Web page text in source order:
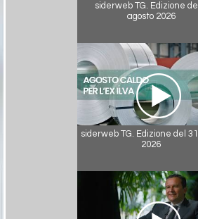
siderweb TG. Edizione
agosto 2026
siderweb TG. Edizione del
2026